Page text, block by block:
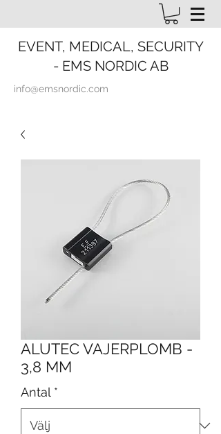
EVENT, MEDICAL, SECURITY
- EMS NORDIC AB
info@emsnordic.com
ALUTEC VAJERPLOMB -
3,8 MM
Antal *